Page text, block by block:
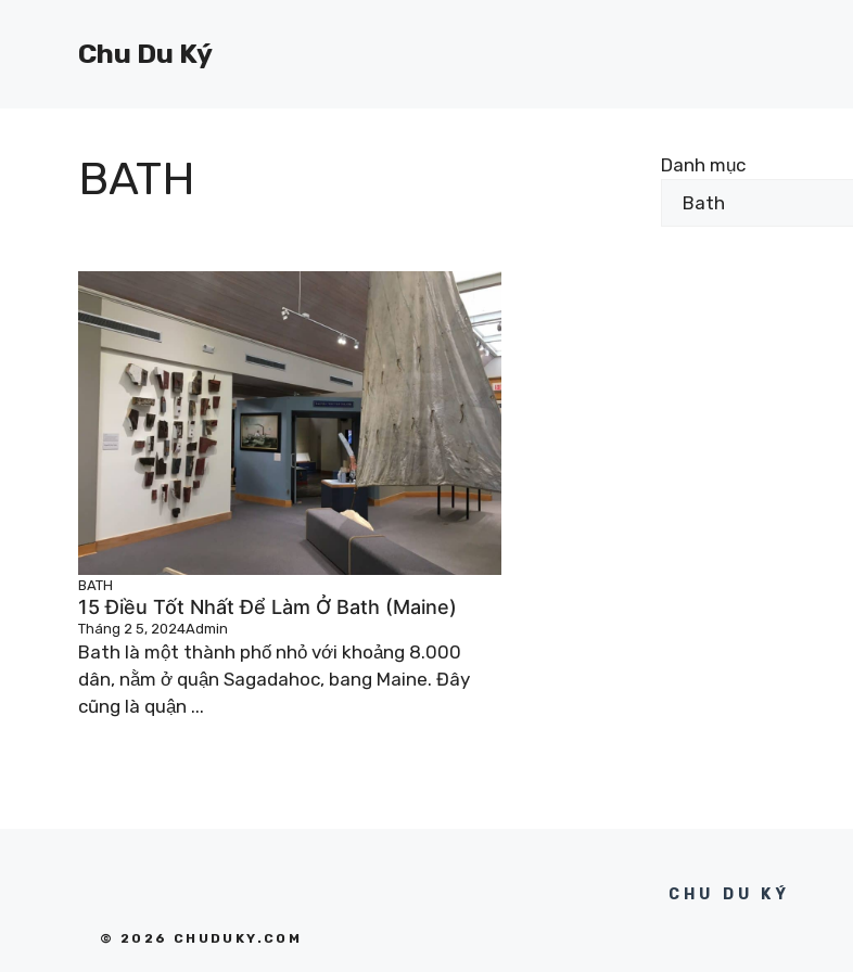
Chu Du Ký
BATH Danh mục
BATH
15 Điều Tốt Nhất Để Làm Ở Bath (Maine)
Tháng 2 5, 2024Admin
Bath là một thành phố nhỏ với khoảng 8.000
dân, nằm ở quận Sagadahoc, bang Maine. Đây
cũng là quận ...
CHU DU KÝ
© 2026 CHUDUKY.COM